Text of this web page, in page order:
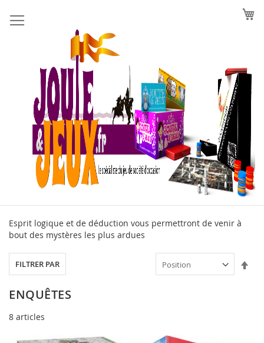
au
contenu
Esprit logique et de déduction vous permettront de venir à
bout des mystères les plus ardues
ENQUÊTES
8 articles
FILTRER PAR